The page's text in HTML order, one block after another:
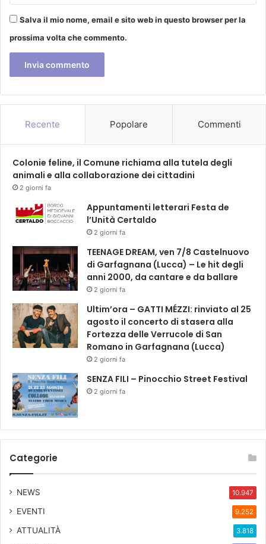
O
A
S
S
O
C
C
U
N
L
R
O
G
U
A
R
Salva il mio nome, email e sito web in questo browser per la
prossima volta che commento.
Recente Popolare Commenti
Colonie feline, il Comune richiama alla tutela degli
animali e alla collaborazione dei cittadini
2 giorni fa
Appuntamenti letterari Festa de
l’Unità Certaldo
2 giorni fa
TEENAGE DREAM, ven 7/8 Castelnuovo
di Garfagnana (Lucca) – Le hit degli
anni 2000, da cantare e da ballare
2 giorni fa
Ultim’ora – GATTI MÉZZI: rinviato al 25
agosto il concerto di stasera alla
Fortezza delle Verrucole di San
Romano in Garfagnana (Lucca)
2 giorni fa
SENZA FILI – Pinocchio Street Festival
2 giorni fa
Categorie
NEWS 10.947
EVENTI 9.252
ATTUALITÀ 3.818